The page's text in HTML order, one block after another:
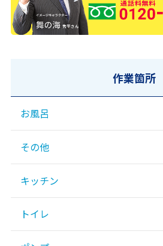
0120-882-333
作業箇所
お風呂
その他
キッチン
トイレ